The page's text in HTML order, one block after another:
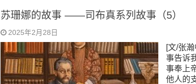
苏珊娜的故事 ——司布真系列故事（5）
2025年2月28日
[文/张
事告诉
事奉上
他人的